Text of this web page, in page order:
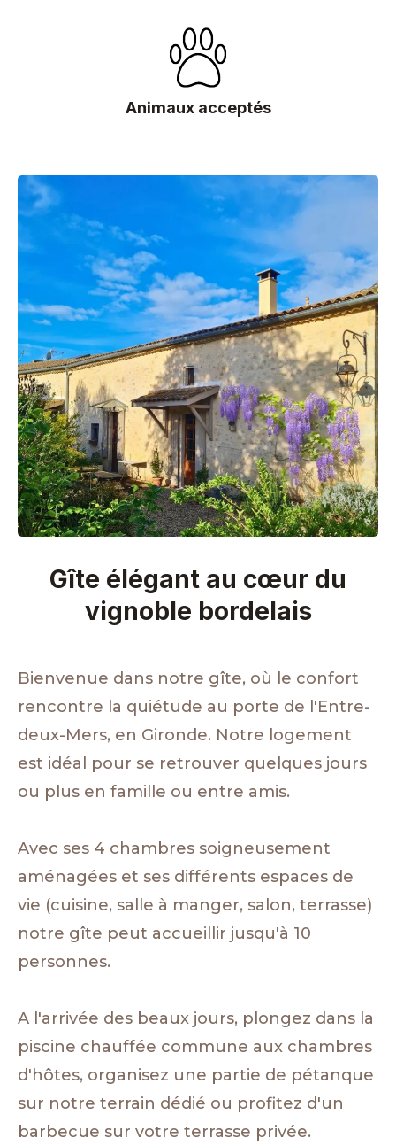
Animaux acceptés
Gîte élégant au cœur du
vignoble bordelais
Bienvenue dans notre gîte, où le confort
rencontre la quiétude au porte de l'Entre-
deux-Mers, en Gironde. Notre logement
est idéal pour se retrouver quelques jours
ou plus en famille ou entre amis.
Avec ses 4 chambres soigneusement
aménagées et ses différents espaces de
vie (cuisine, salle à manger, salon, terrasse)
notre gîte peut accueillir jusqu'à 10
personnes.
A l'arrivée des beaux jours, plongez dans la
piscine chauffée commune aux chambres
d'hôtes, organisez une partie de pétanque
sur notre terrain dédié ou profitez d'un
barbecue sur votre terrasse privée.